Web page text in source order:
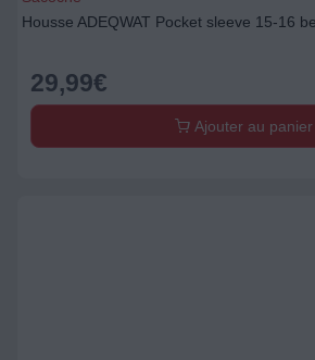
Housse ADEQWAT Pocket sleeve 15-16
29,99€
Ajouter au panier